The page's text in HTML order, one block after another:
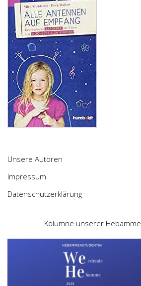
Unsere Autoren
Impressum
Datenschutzerklärung
Kolumne unserer